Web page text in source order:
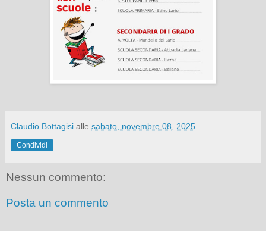
Claudio Bottagisi alle sabato, novembre 08, 2025
Condividi
Nessun commento:
Posta un commento